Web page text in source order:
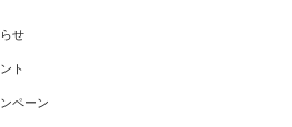
せ
ト
ペーン